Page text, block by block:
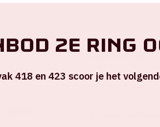
Locatie en
2e ring
418 en 423 scoor je het